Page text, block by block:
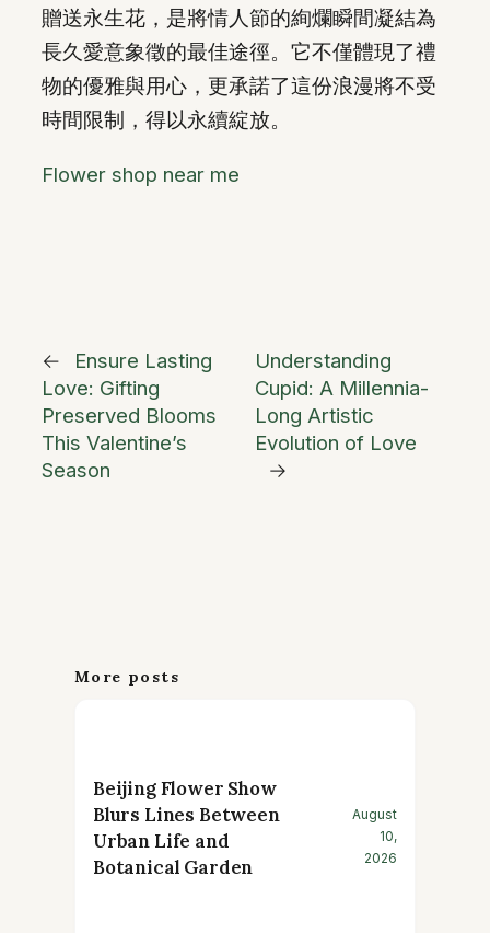
贈送永生花，是將情人節的絢爛瞬間凝結為
長久愛意象徵的最佳途徑。它不僅體現了禮
物的優雅與用心，更承諾了這份浪漫將不受
時間限制，得以永續綻放。
Flower shop near me
←
Ensure Lasting
Love: Gifting
Preserved Blooms
This Valentine’s
Season
Understanding
Cupid: A Millennia-
Long Artistic
Evolution of Love
→
More posts
Beijing Flower Show
Blurs Lines Between
Urban Life and
Botanical Garden
August
10,
2026